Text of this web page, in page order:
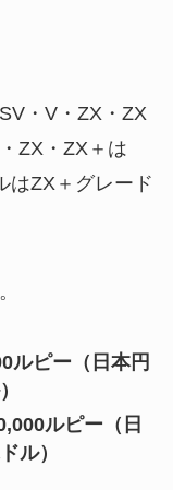
・V・ZX・ZX
ZX・ZX＋は
はZX＋グレード
ルピー（日本円
ルピー（日
ル）